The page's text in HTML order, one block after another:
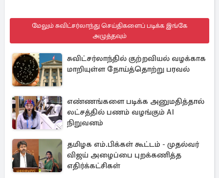
மேலும் சுவிட்சர்லாந்து செய்திகளைப் படிக்க இங்கே
அழுத்தவும்
சுவிட்சர்லாந்தில் குற்றவியல் வழக்காக
மாறியுள்ள நோய்த்தொற்று பரவல்
எண்ணங்களை படிக்க அனுமதித்தால்
லட்சத்தில் பணம் வழங்கும் AI
நிறுவனம்
தமிழக எம்.பிக்கள் கூட்டம் - முதல்வர்
விஜய் அழைப்பை புறக்கணித்த
எதிர்க்கட்சிகள்